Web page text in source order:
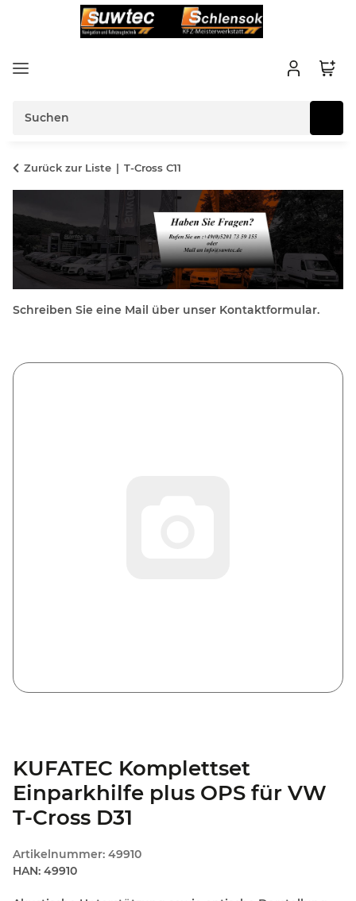
Zurück zur Liste T-Cross C11
Schreiben Sie eine Mail über unser Kontaktformular.
KUFATEC Komplettset
Einparkhilfe plus OPS für VW
T-Cross D31
Artikelnummer: 49910
HAN: 49910